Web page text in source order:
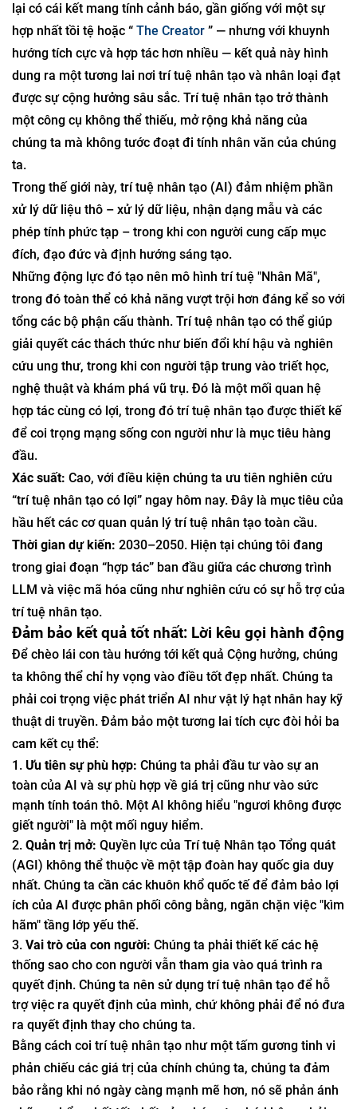
lại có cái kết mang tính cảnh báo, gần giống với một sự
hợp nhất tồi tệ hoặc “ The Creator ” — nhưng với khuynh
hướng tích cực và hợp tác hơn nhiều — kết quả này hình
dung ra một tương lai nơi trí tuệ nhân tạo và nhân loại đạt
được sự cộng hưởng sâu sắc. Trí tuệ nhân tạo trở thành
một công cụ không thể thiếu, mở rộng khả năng của
chúng ta mà không tước đoạt đi tính nhân văn của chúng
ta.
Trong thế giới này, trí tuệ nhân tạo (AI) đảm nhiệm phần
xử lý dữ liệu thô – xử lý dữ liệu, nhận dạng mẫu và các
phép tính phức tạp – trong khi con người cung cấp mục
đích, đạo đức và định hướng sáng tạo.
Những động lực đó tạo nên mô hình trí tuệ "Nhân Mã",
trong đó toàn thể có khả năng vượt trội hơn đáng kể so với
tổng các bộ phận cấu thành. Trí tuệ nhân tạo có thể giúp
giải quyết các thách thức như biến đổi khí hậu và nghiên
cứu ung thư, trong khi con người tập trung vào triết học,
nghệ thuật và khám phá vũ trụ. Đó là một mối quan hệ
hợp tác cùng có lợi, trong đó trí tuệ nhân tạo được thiết kế
để coi trọng mạng sống con người như là mục tiêu hàng
đầu.
Xác suất: Cao, với điều kiện chúng ta ưu tiên nghiên cứu
“trí tuệ nhân tạo có lợi” ngay hôm nay. Đây là mục tiêu của
hầu hết các cơ quan quản lý trí tuệ nhân tạo toàn cầu.
Thời gian dự kiến: 2030–2050. Hiện tại chúng tôi đang
trong giai đoạn “hợp tác” ban đầu giữa các chương trình
LLM và việc mã hóa cũng như nghiên cứu có sự hỗ trợ của
trí tuệ nhân tạo.
Đảm bảo kết quả tốt nhất: Lời kêu gọi hành động
Để chèo lái con tàu hướng tới kết quả Cộng hưởng, chúng
ta không thể chỉ hy vọng vào điều tốt đẹp nhất. Chúng ta
phải coi trọng việc phát triển AI như vật lý hạt nhân hay kỹ
thuật di truyền. Đảm bảo một tương lai tích cực đòi hỏi ba
cam kết cụ thể:
Ưu tiên sự phù hợp: Chúng ta phải đầu tư vào sự an
toàn của AI và sự phù hợp về giá trị cũng như vào sức
mạnh tính toán thô. Một AI không hiểu "ngươi không được
giết người" là một mối nguy hiểm.
Quản trị mở: Quyền lực của Trí tuệ Nhân tạo Tổng quát
(AGI) không thể thuộc về một tập đoàn hay quốc gia duy
nhất. Chúng ta cần các khuôn khổ quốc tế để đảm bảo lợi
ích của AI được phân phối công bằng, ngăn chặn việc "kìm
hãm" tầng lớp yếu thế.
Vai trò của con người: Chúng ta phải thiết kế các hệ
thống sao cho con người vẫn tham gia vào quá trình ra
quyết định. Chúng ta nên sử dụng trí tuệ nhân tạo để hỗ
trợ việc ra quyết định của mình, chứ không phải để nó đưa
ra quyết định thay cho chúng ta.
Bằng cách coi trí tuệ nhân tạo như một tấm gương tinh vi
phản chiếu các giá trị của chính chúng ta, chúng ta đảm
bảo rằng khi nó ngày càng mạnh mẽ hơn, nó sẽ phản ánh